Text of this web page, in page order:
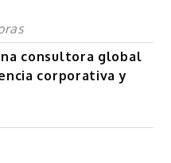
consultora global
corporativa y